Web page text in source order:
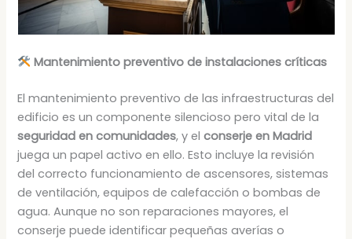
Mantenimiento preventivo de instalaciones críticas
El mantenimiento preventivo de las infraestructuras del
edificio es un componente silencioso pero vital de la
seguridad en comunidades, y elconserje en Madrid
juega un papel activo en ello. Esto incluye la revisión
del correcto funcionamiento de ascensores, sistemas
de ventilación, equipos de calefacción o bombas de
agua. Aunque no son reparaciones mayores, el
conserje puede identificar pequeñas averías o